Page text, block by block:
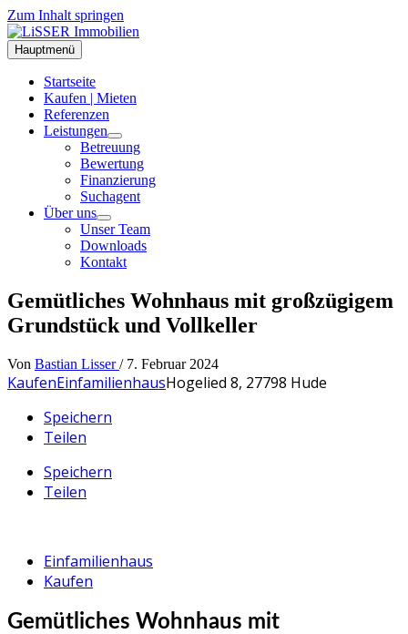
Zum Inhalt springen
Hauptmenü
Startseite
Kaufen | Mieten
Referenzen
Leistungen
Betreuung
Bewertung
Finanzierung
Suchagent
Über uns
Unser Team
Downloads
Kontakt
Gemütliches Wohnhaus mit großzügigem
Grundstück und Vollkeller
Von Bastian Lisser/ 7. Februar 2024
KaufenEinfamilienhausHogelied 8, 27798 Hude
Speichern
Teilen
Speichern
Teilen
Einfamilienhaus
Kaufen
Gemütliches Wohnhaus mit